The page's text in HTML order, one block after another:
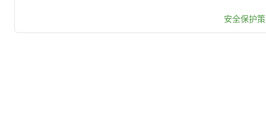
安全保护